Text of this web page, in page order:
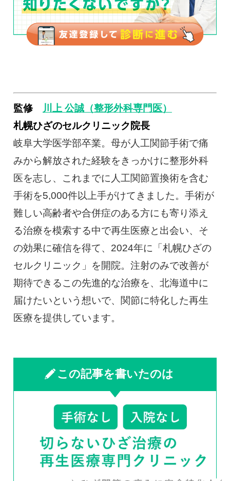
監修
川上 公誠（整形外科専門医）
札幌ひざのセルクリニック院長
岐阜大学医学部卒業。母が人工関節手術で痛
みから解放された経験をきっかけに整形外科
医を志し、これまでに人工関節置換術を含む
手術を5,000件以上手がけてきました。手術が
難しい高齢者や合併症のある方にも寄り添え
る治療を模索する中で再生医療と出会い、そ
の効果に確信を得て、2024年に「札幌ひざの
セルクリニック」を開院。注射のみで改善が
期待できるこの先進的な治療を、北海道中に
届けたいという想いで、関節に特化した再生
医療を提供しています。
この記事を書いたのは